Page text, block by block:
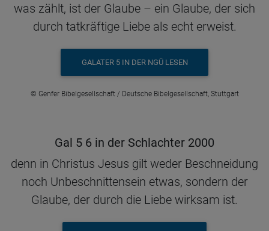
was zählt, ist der Glaube – ein Glaube, der sich
durch tatkräftige Liebe als echt erweist.
GALATER 5 IN DER NGÜ LESEN
© Genfer Bibelgesellschaft / Deutsche Bibelgesellschaft, Stuttgart
Gal 5 6 in der Schlachter 2000
denn in Christus Jesus gilt weder Beschneidung
noch Unbeschnittensein etwas, sondern der
Glaube, der durch die Liebe wirksam ist.